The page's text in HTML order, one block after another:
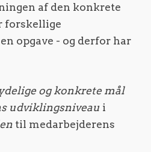
af den konkrete
forskellige
opgave - og derfor har
og konkrete mål
udviklingsniveau i
til medarbejderens